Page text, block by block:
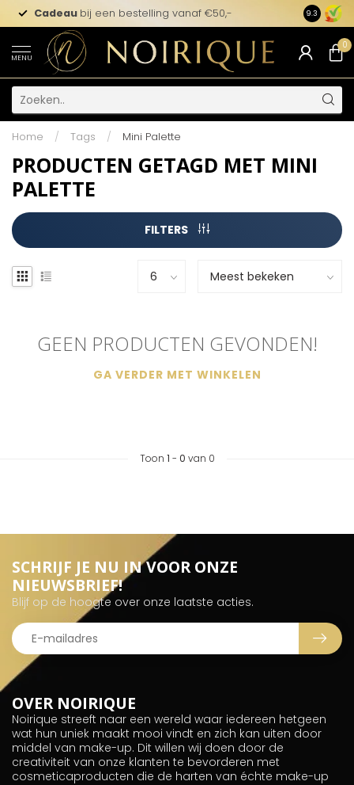
Cadeau bij een bestelling vanaf €50,- 9.3
MENU
0
Home / Tags / Mini Palette
PRODUCTEN GETAGD MET MINI
PALETTE
FILTERS
GEEN PRODUCTEN GEVONDEN!
GA VERDER MET WINKELEN
Toon 1 - 0 van 0
OVER NOIRIQUE
Noirique streeft naar een wereld waar iedereen hetgeen
wat hun uniek maakt mooi vindt en zich kan uiten door
middel van make-up. Dit willen wij doen door de
creativiteit van onze klanten te bevorderen met
cosmeticaproducten die de harten van échte make-up
SCHRIJF JE NU IN VOOR ONZE
NIEUWSBRIEF!
Blijf op de hoogte over onze laatste acties.